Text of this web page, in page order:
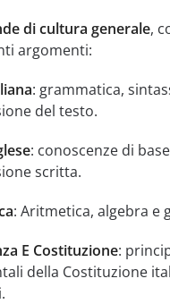
di cultura generale,
argomenti:
: grammatica,
del testo.
: conoscenze di
scritta.
: Aritmetica, algebra e
E Costituzione:
della Costituzione